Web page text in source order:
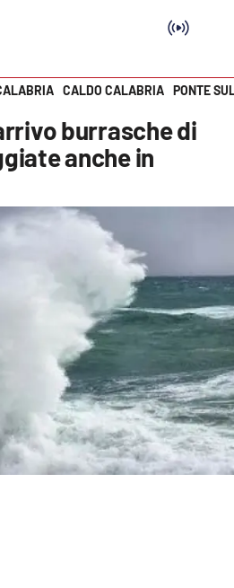
CALDO CALABRIA PONTE
burrasche di
anche in